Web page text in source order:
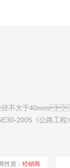
不大于
2005《公路工
性质：经销商